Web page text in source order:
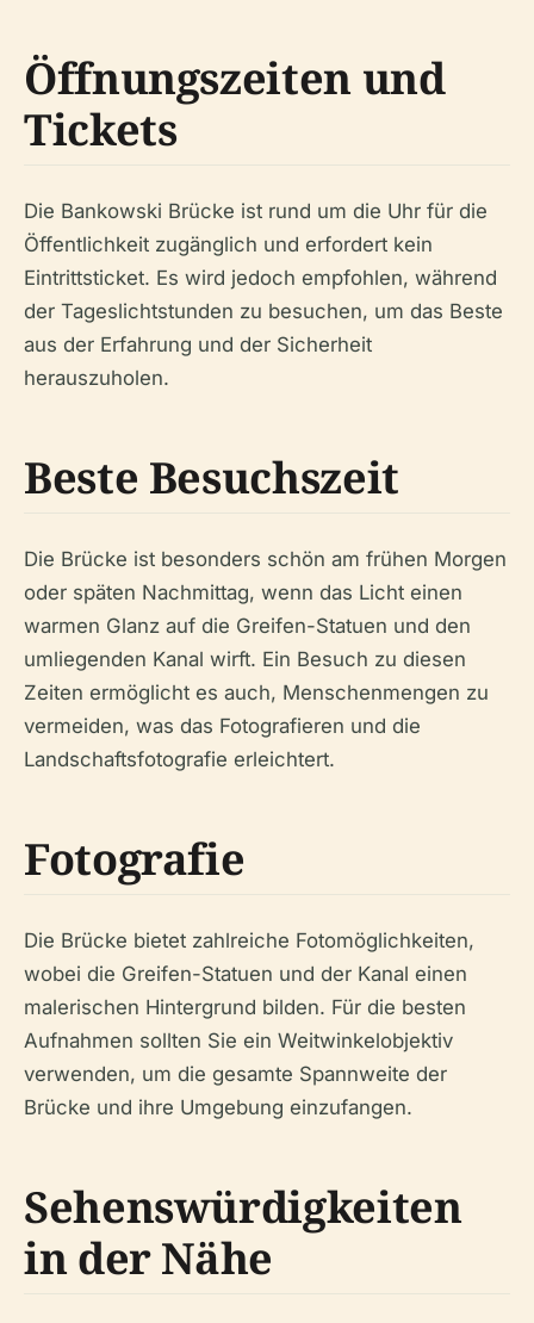
Öffnungszeiten und
Tickets
Die Bankowski Brücke ist rund um die Uhr für die
Öffentlichkeit zugänglich und erfordert kein
Eintrittsticket. Es wird jedoch empfohlen, während
der Tageslichtstunden zu besuchen, um das Beste
aus der Erfahrung und der Sicherheit
herauszuholen.
Beste Besuchszeit
Die Brücke ist besonders schön am frühen Morgen
oder späten Nachmittag, wenn das Licht einen
warmen Glanz auf die Greifen-Statuen und den
umliegenden Kanal wirft. Ein Besuch zu diesen
Zeiten ermöglicht es auch, Menschenmengen zu
vermeiden, was das Fotografieren und die
Landschaftsfotografie erleichtert.
Fotografie
Die Brücke bietet zahlreiche Fotomöglichkeiten,
wobei die Greifen-Statuen und der Kanal einen
malerischen Hintergrund bilden. Für die besten
Aufnahmen sollten Sie ein Weitwinkelobjektiv
verwenden, um die gesamte Spannweite der
Brücke und ihre Umgebung einzufangen.
Sehenswürdigkeiten
in der Nähe